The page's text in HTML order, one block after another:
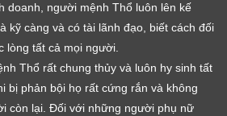
doanh, người mệnh Thổ luôn lên kế
kỹ càng và có tài lãnh đạo, biết cách đối
lòng tất cả mọi người.
Thổ rất chung thủy và luôn hy sinh tất
bị phản bội họ rất cứng rắn và không
còn lại. Đối với những người phụ nữ